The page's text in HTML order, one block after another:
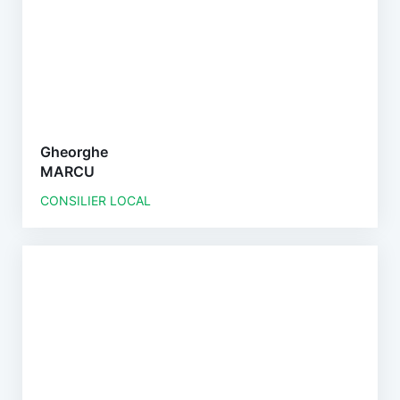
Gheorghe
MARCU
CONSILIER LOCAL